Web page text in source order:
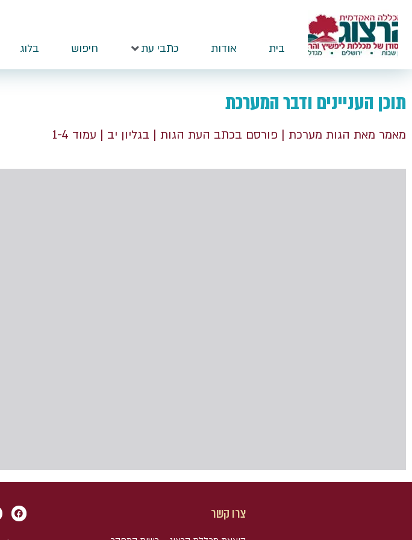
בית אודות כתבי עת חיפוש בלוג
תוכן העניינים ודבר המערכת
מאמר מאת הגות מערכת | פורסם בכתב העת הגות | בגליון יב | עמוד 1-4
צרו קשר